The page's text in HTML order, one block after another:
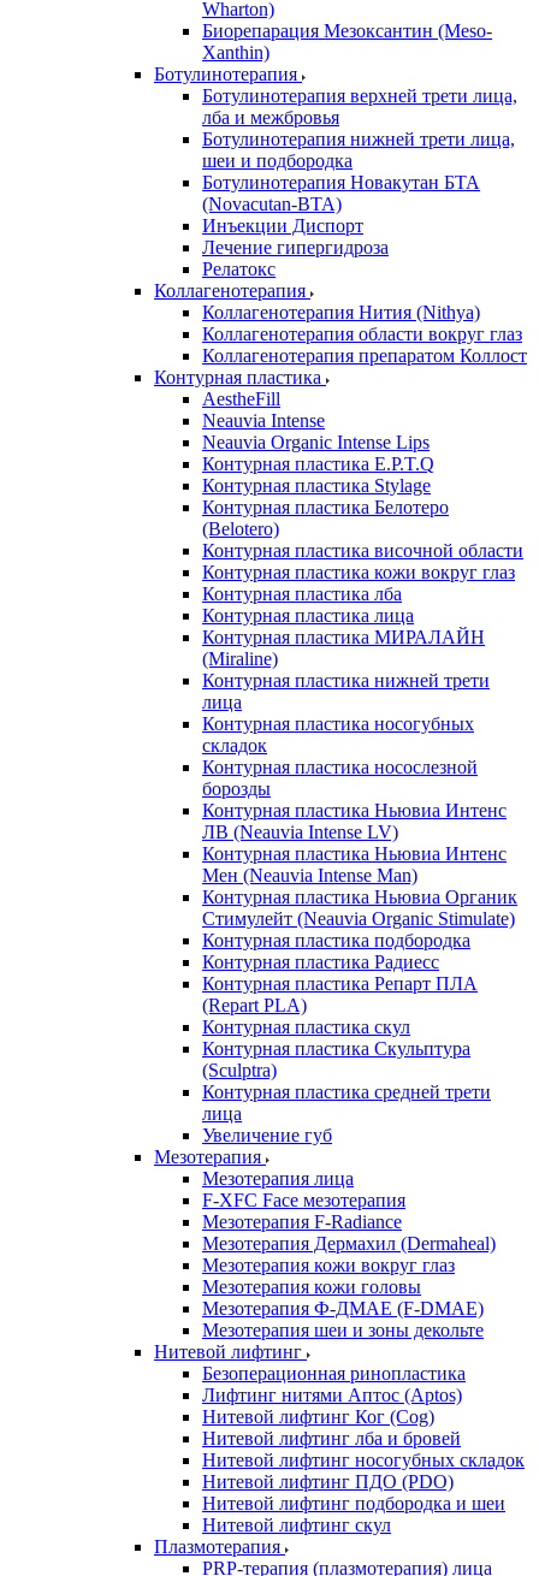
Wharton)
Биорепарация Мезоксантин (Meso-
Xanthin)
Ботулинотерапия
Ботулинотерапия верхней трети лица,
лба и межбровья
Ботулинотерапия нижней трети лица,
шеи и подбородка
Ботулинотерапия Новакутан БТА
(Novacutan-BTA)
Инъекции Диспорт
Лечение гипергидроза
Релатокс
Коллагенотерапия
Коллагенотерапия Нития (Nithya)
Коллагенотерапия области вокруг глаз
Коллагенотерапия препаратом Коллост
Контурная пластика
AestheFill
Neauvia Intense
Neauvia Organic Intense Lips
Контурная пластика E.P.T.Q
Контурная пластика Stylage
Контурная пластика Белотеро
(Belotero)
Контурная пластика височной области
Контурная пластика кожи вокруг глаз
Контурная пластика лба
Контурная пластика лица
Контурная пластика МИРАЛАЙН
(Miraline)
Контурная пластика нижней трети
лица
Контурная пластика носогубных
складок
Контурная пластика носослезной
борозды
Контурная пластика Ньювиа Интенс
ЛВ (Neauvia Intense LV)
Контурная пластика Ньювиа Интенс
Мен (Neauvia Intense Man)
Контурная пластика Ньювиа Органик
Стимулейт (Neauvia Organic Stimulate)
Контурная пластика подбородка
Контурная пластика Радиесс
Контурная пластика Репарт ПЛА
(Repart PLA)
Контурная пластика скул
Контурная пластика Скульптура
(Sculptra)
Контурная пластика средней трети
лица
Увеличение губ
Мезотерапия
Мезотерапия лица
F-XFC Face мезотерапия
Мезотерапия F-Radiance
Мезотерапия Дермахил (Dermaheal)
Мезотерапия кожи вокруг глаз
Мезотерапия кожи головы
Мезотерапия Ф-ДМАЕ (F-DMAE)
Мезотерапия шеи и зоны декольте
Нитевой лифтинг
Безоперационная ринопластика
Лифтинг нитями Аптос (Aptos)
Нитевой лифтинг Ког (Cog)
Нитевой лифтинг лба и бровей
Нитевой лифтинг носогубных складок
Нитевой лифтинг ПДО (PDO)
Нитевой лифтинг подбородка и шеи
Нитевой лифтинг скул
Плазмотерапия
PRP-терапия (плазмотерапия) лица